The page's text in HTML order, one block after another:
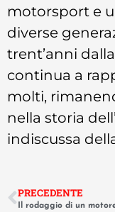
motorsport e
diverse
trent’anni
continua a
molti,
nella storia
indiscussa
PRECEDENTE